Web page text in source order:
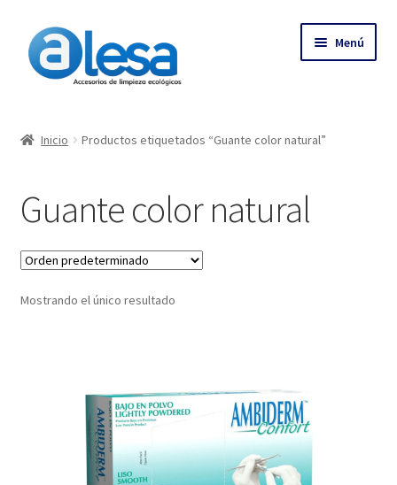
Menú
Contacto
Empresa
Más
Inicio Productos etiquetados “Guante color natural”
Guante color natural
Mostrando el único resultado